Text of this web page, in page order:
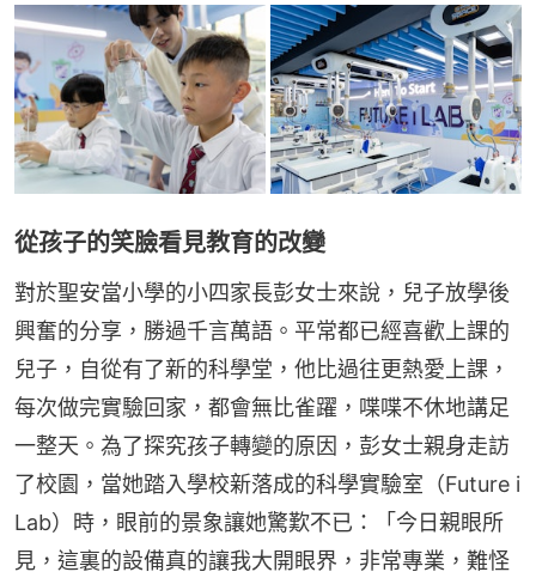
從孩子的笑臉看見教育的改變
對於聖安當小學的小四家長彭女士來說，兒子放學後
興奮的分享，勝過千言萬語。平常都已經喜歡上課的
兒子，自從有了新的科學堂，他比過往更熱愛上課，
每次做完實驗回家，都會無比雀躍，喋喋不休地講足
一整天。為了探究孩子轉變的原因，彭女士親身走訪
了校園，當她踏入學校新落成的科學實驗室（Future i
Lab）時，眼前的景象讓她驚歎不已：「今日親眼所
見，這裏的設備真的讓我大開眼界，非常專業，難怪